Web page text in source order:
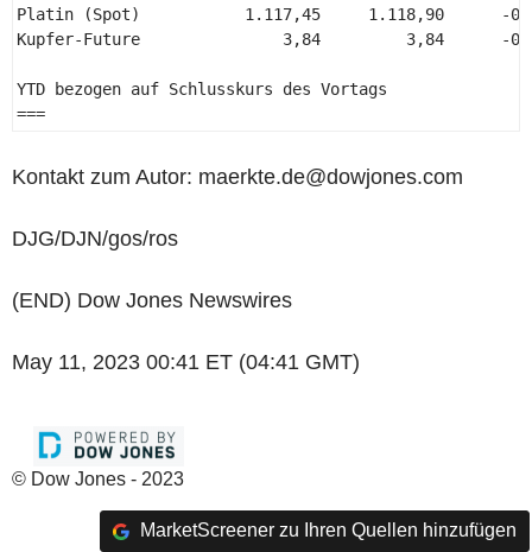
Platin (Spot)           1.117,45     1.118,90      -
Kupfer-Future               3,84         3,84      -
YTD bezogen auf Schlusskurs des Vortags
===
Kontakt zum Autor: maerkte.de@dowjones.com
DJG/DJN/gos/ros
(END) Dow Jones Newswires
May 11, 2023 00:41 ET (04:41 GMT)
© Dow Jones - 2023
MarketScreener zu Ihren Quellen hinzufügen